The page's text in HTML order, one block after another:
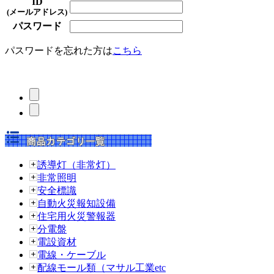
(メールアドレス)
パスワード
パスワードを忘れた方はこちら
誘導灯（非常灯）
非常照明
安全標識
自動火災報知設備
住宅用火災警報器
分電盤
電設資材
電線・ケーブル
配線モール類（マサル工業etc